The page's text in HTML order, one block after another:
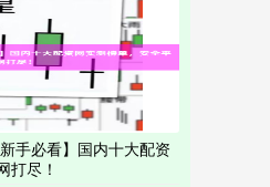
手必看】国内十大配资
打尽！